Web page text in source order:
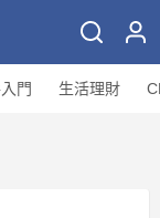
門 生活理財